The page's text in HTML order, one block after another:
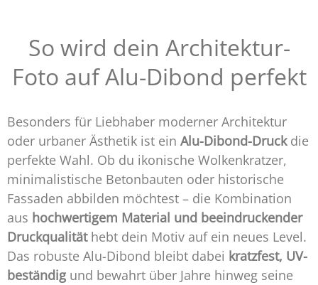
So wird dein Architektur-
Foto auf Alu-Dibond perfekt
Besonders für Liebhaber moderner Architektur
oder urbaner Ästhetik ist ein Alu-Dibond-Druckdie
perfekte Wahl. Ob du ikonische Wolkenkratzer,
minimalistische Betonbauten oder historische
Fassaden abbilden möchtest – die Kombination
aus hochwertigem Material und beeindruckender
Druckqualitäthebt dein Motiv auf ein neues Level.
Das robuste Alu-Dibond bleibt dabei kratzfest, UV-
beständig und bewahrt über Jahre hinweg seine